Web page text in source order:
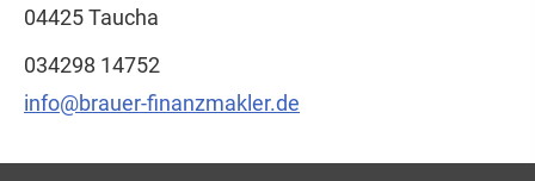
04425 Taucha
034298 14752
info@brauer-finanzmakler.de